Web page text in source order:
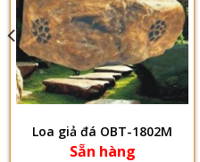
Loa giả đá OBT-1802M
Sẵn hàng